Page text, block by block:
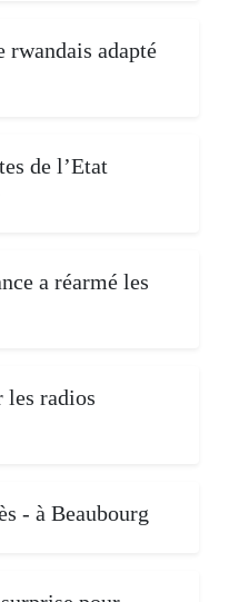
rwandais adapté
de l’Etat
a réarmé les
les radios
- à Beaubourg